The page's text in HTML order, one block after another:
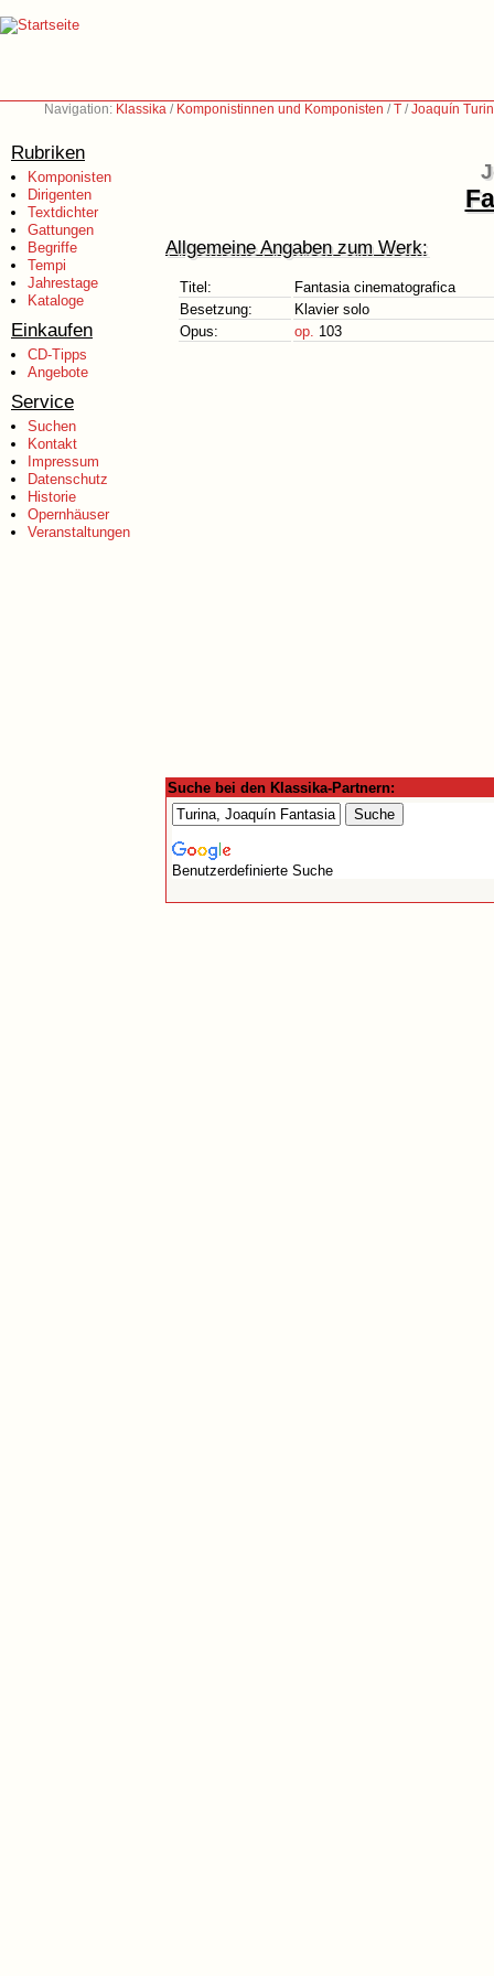
Navigation: Klassika / Komponistinnen und Komponisten /T /Joaquín
Rubriken
Komponisten
Dirigenten
Textdichter
Gattungen
Begriffe
Tempi
Jahrestage
Kataloge
Einkaufen
CD-Tipps
Angebote
Service
Suchen
Kontakt
Impressum
Datenschutz
Historie
Opernhäuser
Veranstaltungen
Allgemeine Angaben zum Werk:
Titel:
Fantasia cinematografica
Besetzung:
Klavier solo
Opus:
op. 103
Suche bei den Klassika-Partnern:
Benutzerdefinierte Suche